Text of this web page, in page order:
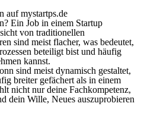
auf mystartps.de
Ein Job in einem Startup
von traditionellen
sind meist flacher, was bedeutet,
beteiligt bist und häufig
kannst.
sind meist dynamisch gestaltet,
breiter gefächert als in einem
nicht nur deine Fachkompetenz,
dein Wille, Neues auszuprobieren